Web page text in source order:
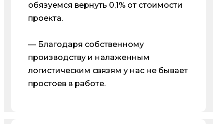
обязуемся вернуть 0,1% от стоимости
проекта.
— Благодаря собственному
производству и налаженным
логистическим связям у нас не бывает
простоев в работе.